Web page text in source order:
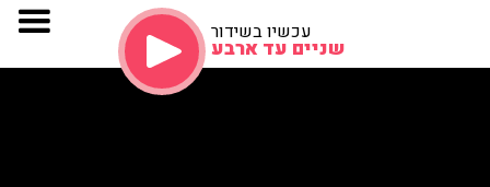
עכשיו בשידור
שניים עד ארבע